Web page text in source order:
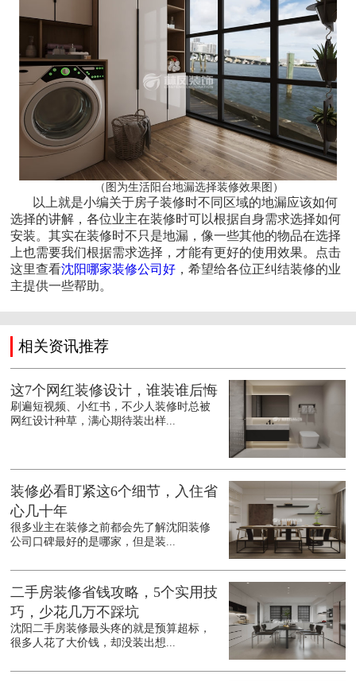
（图为生活阳台地漏选择装修效果图）
以上就是小编关于房子装修时不同区域的地漏应该如何
选择的讲解，各位业主在装修时可以根据自身需求选择如何
安装。其实在装修时不只是地漏，像一些其他的物品在选择
上也需要我们根据需求选择，才能有更好的使用效果。点击
这里查看沈阳哪家装修公司好 ，希望给各位正纠结装修的业
主提供一些帮助。
相关资讯推荐
这7个网红装修设计，谁装谁后悔
刷遍短视频、小红书，不少人装修时总被
网红设计种草，满心期待装出样...
装修必看盯紧这6个细节，入住省
心几十年
很多业主在装修之前都会先了解沈阳装修
公司口碑最好的是哪家，但是装...
二手房装修省钱攻略，5个实用技
巧，少花几万不踩坑
沈阳二手房装修最头疼的就是预算超标，
很多人花了大价钱，却没装出想...